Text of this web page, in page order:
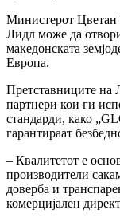
Министерот Цветан
Лидл може да
македонската
Европа.
Претставниците на
партнери кои ги
стандарди, како
гарантираат
– Квалитетот е
производители
доверба и
комерцијален